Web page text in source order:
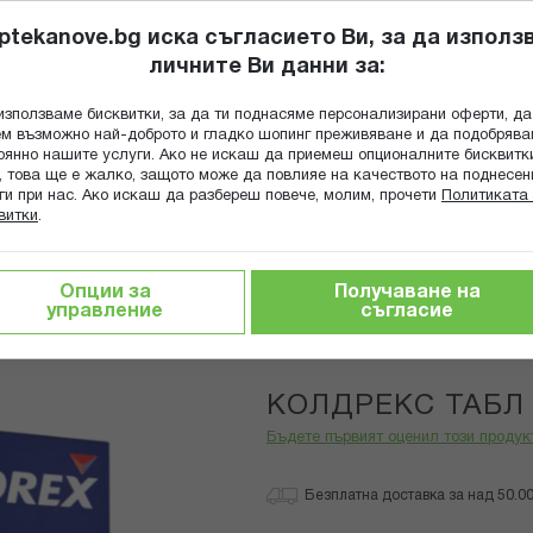
Търсене
ПОПИТАЙ
ГРИЖА ЗА МАЙКАТА И ДЕТЕТО ХРАНИТЕЛНИ ДОБАВКИ
24
Трайно ниска цена онлайн Omega
КОЛДРЕКС ТАБЛ
Бъдете първият оценил този
Безплатна доставка за над
иска съгласието Ви, за да
личните Ви данни за:
бисквитки, за да ти поднасяме персонализирани оферти, да
възможно най-доброто и гладко шопинг преживяване и да
нашите услуги. Ако не искаш да приемеш опционалните
това ще е жалко, защото може да повлияе на качеството на
при нас. Ако искаш да разбереш повече, молим, прочети
Политиката
.
Опции за
управление
Получаване на
съгласие